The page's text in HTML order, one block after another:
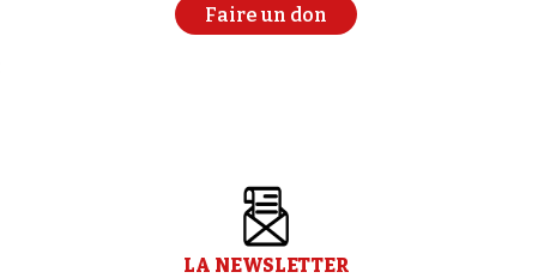
Faire un don
LA NEWSLETTER